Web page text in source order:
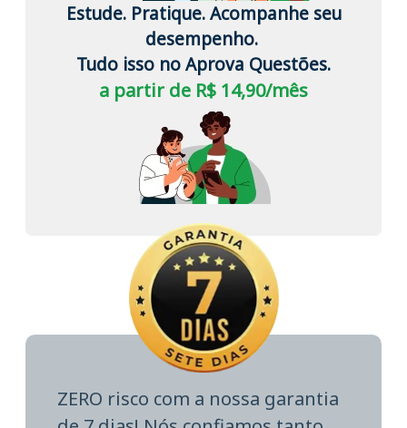
Estude. Pratique. Acompanhe seu
desempenho.
Tudo isso no Aprova Questões.
a partir de R$ 14,90/mês
ZERO risco com a nossa garantia